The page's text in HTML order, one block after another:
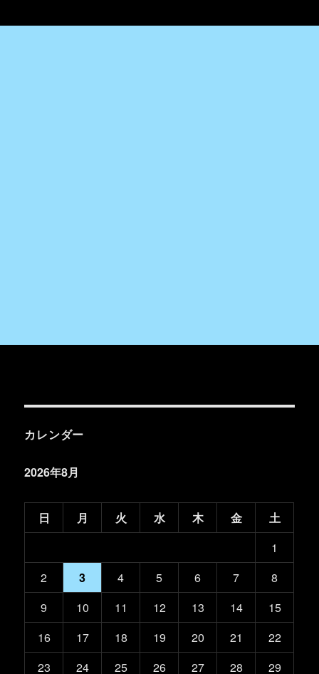
カレンダー
2026年8月
日 月 火 水 木 金
土
1
2
3 4 5 6 7
8
9
10 11 12 13 14
15
16
17 18 19 20 21
22
23
24 25 26 27 28 29